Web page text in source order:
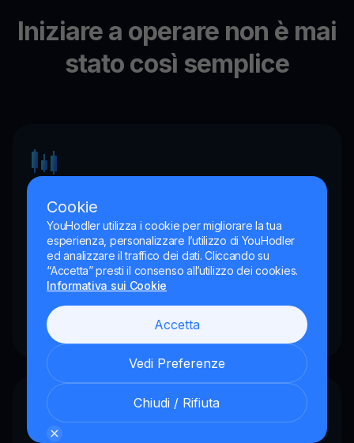
Cookie
YouHodler utilizza i cookie per migliorare la tua
esperienza, personalizzare l’utilizzo di YouHodler
ed analizzare il traffico dei dati. Cliccando su
“Accetta” presti il consenso all’utilizzo dei cookies.
Informativa sui Cookie
Accetta
Vedi Preferenze
Chiudi / Rifiuta
Iniziare a operare non è mai
stato così semplice
Prezzi e confronti in tempo reale
Accedi a prezzi in tempo reale e completa
le tue operazioni senza attese,
permettendoti di restare al passo con il
opportuno.